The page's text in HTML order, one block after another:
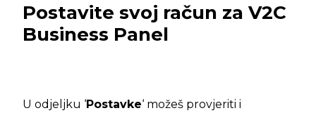
Postavite svoj račun za V2C
Business Panel
U odjeljku ‘Postavke‘ možeš provjeriti i